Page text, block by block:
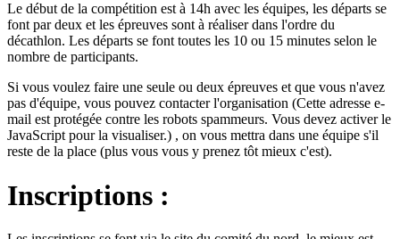
Le début de la compétition est à 14h avec les équipes, les départs se
font par deux et les épreuves sont à réaliser dans l'ordre du
décathlon. Les départs se font toutes les 10 ou 15 minutes selon le
nombre de participants.
Si vous voulez faire une seule ou deux épreuves et que vous n'avez
pas d'équipe, vous pouvez contacter l'organisation (Cette adresse e-
mail est protégée contre les robots spammeurs. Vous devez activer le
JavaScript pour la visualiser.) , on vous mettra dans une équipe s'il
reste de la place (plus vous vous y prenez tôt mieux c'est).
Inscriptions :